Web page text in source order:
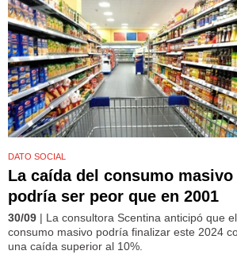
DATO SOCIAL
La caída del consumo masivo
podría ser peor que en 2001
30/09 | La consultora Scentina anticipó que el
consumo masivo podría finalizar este 2024
una caída superior al 10%.